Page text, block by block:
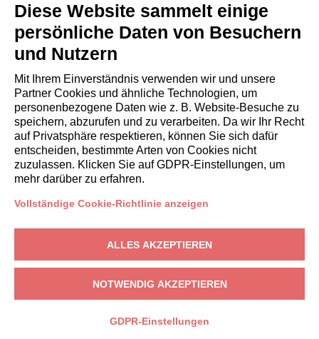
GÄSTE
Aufenthalt buchen
Langzeitaufenthalte
Gästeerlebnisse
Rabatte fuer gaeste
Bedingungen für Unternehmen
booking@italianway.house
+390286882952
USt-IdNr.: 08839180968 -PMI Innovativa
Datenschutz-Bedingungen-Cookies-Whistleblowing
Diese Website sammelt einige
persönliche Daten von Besuchern
und Nutzern
Mit Ihrem Einverständnis verwenden wir und unsere
Partner Cookies und ähnliche Technologien, um
personenbezogene Daten wie z. B. Website-Besuche zu
speichern, abzurufen und zu verarbeiten. Da wir Ihr Recht
auf Privatsphäre respektieren, können Sie sich dafür
entscheiden, bestimmte Arten von Cookies nicht
zuzulassen. Klicken Sie auf GDPR-Einstellungen, um
mehr darüber zu erfahren.
Vollständige Cookie-Richtlinie anzeigen
ALLES AKZEPTIEREN
NOTWENDIG AKZEPTIEREN
GDPR-Einstellungen